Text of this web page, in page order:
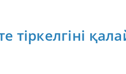
тіркелгіні